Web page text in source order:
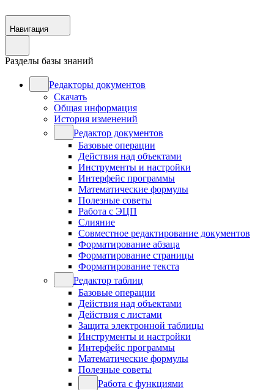
Навигация
Разделы базы знаний
Редакторы документов
Скачать
Общая информация
История изменений
Редактор документов
Базовые операции
Действия над объектами
Инструменты и настройки
Интерфейс программы
Математические формулы
Полезные советы
Работа с ЭЦП
Слияние
Совместное редактирование документов
Форматирование абзаца
Форматирование страницы
Форматирование текста
Редактор таблиц
Базовые операции
Действия над объектами
Действия с листами
Защита электронной таблицы
Инструменты и настройки
Интерфейс программы
Математические формулы
Полезные советы
Работа с функциями